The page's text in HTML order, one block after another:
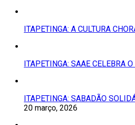
ITAPETINGA: A CULTURA
ITAPETINGA: SAAE CELEBRA
ITAPETINGA: SABADÃO
20 março, 2026